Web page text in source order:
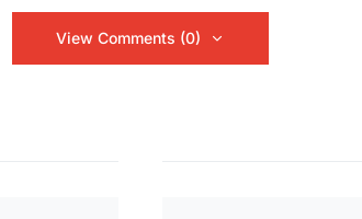
View Comments (0)